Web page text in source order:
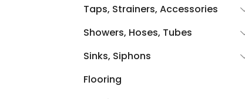
Taps, Strainers, Accessories
Showers, Hoses, Tubes
Sinks, Siphons
Flooring